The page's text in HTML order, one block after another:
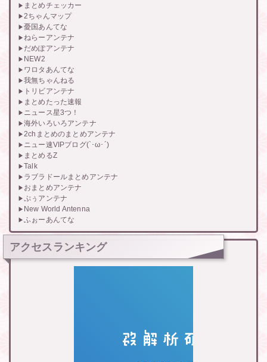
まとめチェッカー
2ちゃんマップ
憂国あんてな
ねらーアンテナ
だめぽアンテナ
NEW2
ワロタあんてな
我無ちゃんねる
トリビアンテナ
まとめたった速報
ニュース星3つ！
海外いろいろアンテナ
2chまとめのまとめアンテナ
ニュー速VIPブログ(`･ω･´)
まとめるZ
Talk
ラブラドールまとめアンテナ
おまとめアンテナ
ぷぅアンテナ
New World Antenna
ふぉーあんてな
アクセスランキング